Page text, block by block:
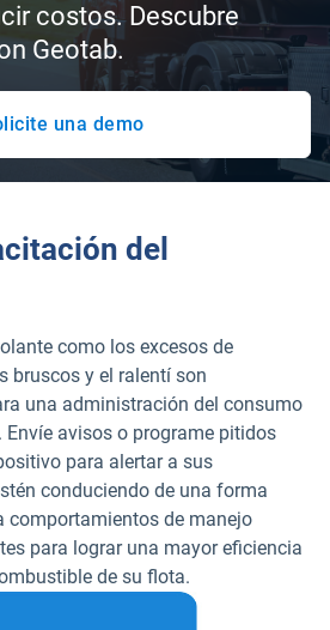
costos. Descubre
Geotab.
una demo
del
como los excesos de
bruscos y el ralentí son
una administración del consumo
avisos o programe pitidos
para alertar a sus
conduciendo de una forma
comportamientos de manejo
para lograr una mayor eficiencia
de su flota.